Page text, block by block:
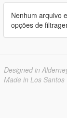
Nenhum arquivo
opções de
Designed in
Made in Los Santos